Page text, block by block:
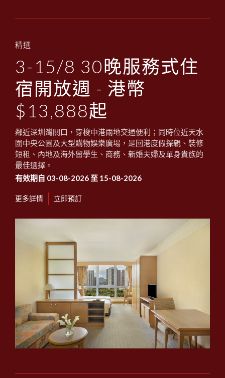
精選
3-15/8 30晚服務式住
宿開放週 - 港幣
$13,888起
鄰近深圳灣關口，穿梭中港兩地交通便利；同時位近天水
圍中央公園及大型購物娛樂廣場，是回港度假探親、裝修
短租、內地及海外留學生、商務、新婚夫婦及單身貴族的
最佳選擇。
有效期自 03-08-2026 至 15-08-2026
更多詳情 立即預訂